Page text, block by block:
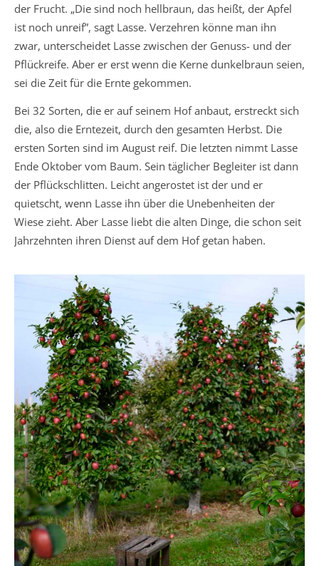
der Frucht. „Die sind noch hellbraun, das heißt, der Apfel
ist noch unreif”, sagt Lasse. Verzehren könne man ihn
zwar, unterscheidet Lasse zwischen der Genuss- und der
Pflückreife. Aber er erst wenn die Kerne dunkelbraun seien,
sei die Zeit für die Ernte gekommen.
Bei 32 Sorten, die er auf seinem Hof anbaut, erstreckt sich
die, also die Erntezeit, durch den gesamten Herbst. Die
ersten Sorten sind im August reif. Die letzten nimmt Lasse
Ende Oktober vom Baum. Sein täglicher Begleiter ist dann
der Pflückschlitten. Leicht angerostet ist der und er
quietscht, wenn Lasse ihn über die Unebenheiten der
Wiese zieht. Aber Lasse liebt die alten Dinge, die schon seit
Jahrzehnten ihren Dienst auf dem Hof getan haben.